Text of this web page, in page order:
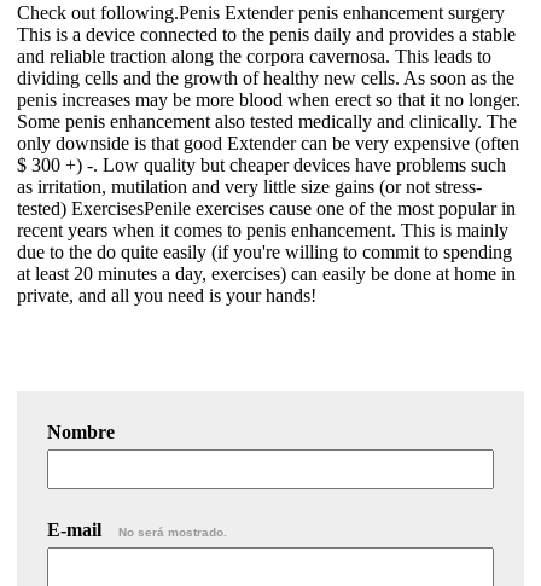
Check out following.Penis Extender penis enhancement surgery
This is a device connected to the penis daily and provides a stable
and reliable traction along the corpora cavernosa. This leads to
dividing cells and the growth of healthy new cells. As soon as the
penis increases may be more blood when erect so that it no longer.
Some penis enhancement also tested medically and clinically. The
only downside is that good Extender can be very expensive (often
$ 300 +) -. Low quality but cheaper devices have problems such
as irritation, mutilation and very little size gains (or not stress-
tested) ExercisesPenile exercises cause one of the most popular in
recent years when it comes to penis enhancement. This is mainly
due to the do quite easily (if you're willing to commit to spending
at least 20 minutes a day, exercises) can easily be done at home in
private, and all you need is your hands!
Nombre
E-mail No será mostrado.